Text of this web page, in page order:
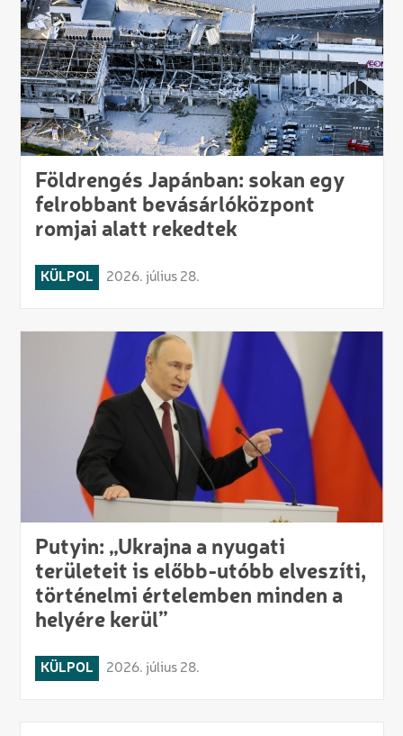
Földrengés Japánban: sokan egy
felrobbant bevásárlóközpont
romjai alatt rekedtek
KÜLPOL 2026. július 28.
Putyin: „Ukrajna a nyugati
területeit is előbb-utóbb elveszíti,
történelmi értelemben minden a
helyére kerül”
KÜLPOL 2026. július 28.